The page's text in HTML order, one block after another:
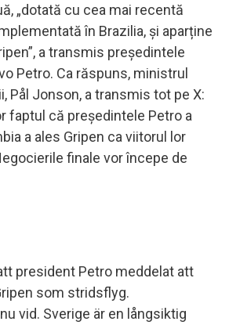
„dotată cu cea mai recentă
în Brazilia, și aparține
a transmis președintele
Petro. Ca răspuns, ministrul
Pål Jonson, a transmis tot pe X:
faptul că președintele Petro a
a ales Gripen ca viitorul lor
finale vor începe de
president Petro meddelat att
som stridsflyg.
vid. Sverige är en långsiktig